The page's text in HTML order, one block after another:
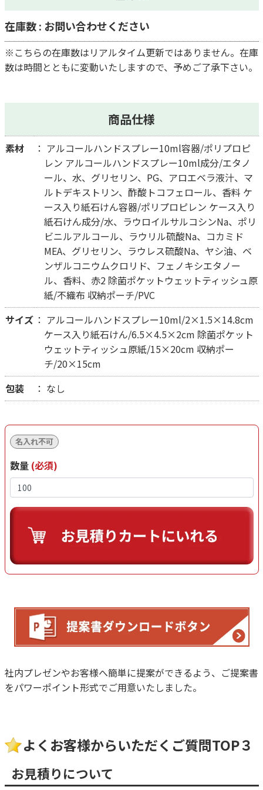
在庫数 : お問い合わせください
※こちらの在庫数はリアルタイム更新ではありません。在庫
数は時間とともに変動いたしますので、予めご了承下さい。
商品仕様
素材
アルコールハンドスプレー10ml容器/ポリプロピ
レン アルコールハンドスプレー10ml成分/エタノ
ール、水、グリセリン、PG、アロエベラ液汁、マ
ルトデキストリン、酢酸トコフェロール、香料 ケ
ース入り紙石けん容器/ポリプロピレン ケース入り
紙石けん成分/水、ラウロイルサルコシンNa、ポリ
ビニルアルコール、ラウリル硫酸Na、コカミド
MEA、グリセリン、ラウレス硫酸Na、ヤシ油、ベ
ンザルコニウムクロリド、フェノキシエタノー
ル、香料、赤2 除菌ポケットウェットティッシュ原
紙/不織布 収納ポーチ/PVC
サイズ
アルコールハンドスプレー10ml/2×1.5×14.8cm
ケース入り紙石けん/6.5×4.5×2cm 除菌ポケット
ウェットティッシュ原紙/15×20cm 収納ポー
チ/20×15cm
包装
なし
名入れ不可
数量(必須)
社内プレゼンやお客様へ簡単に提案ができるよう、ご提案書
をパワーポイント形式でご用意いたしました。
よくお客様からいただくご質問TOP３
お見積りについて